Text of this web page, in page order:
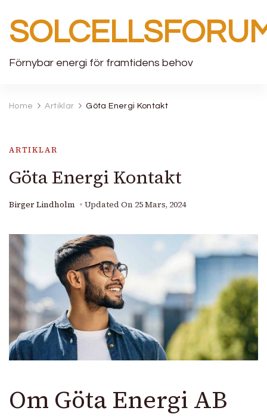
Förnybar energi för framtidens behov
Home Artiklar Göta Energi Kontakt
ARTIKLAR
Göta Energi Kontakt
Birger Lindholm Updated On 25 Mars, 2024
Om Göta Energi AB